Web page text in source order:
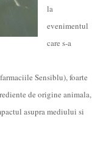
la
evenimentul
care s-a
Sensiblu), foarte
de origine animala,
asupra mediului si